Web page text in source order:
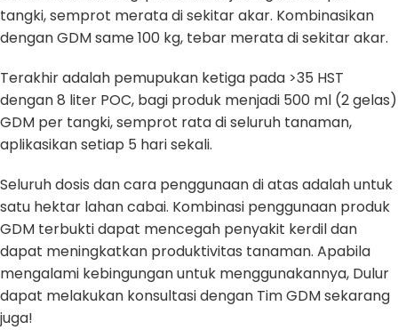
tangki, semprot merata di sekitar akar. Kombinasikan
dengan GDM same 100 kg, tebar merata di sekitar akar.
Terakhir adalah pemupukan ketiga pada >35 HST
dengan 8 liter POC, bagi produk menjadi 500 ml (2 gelas)
GDM per tangki, semprot rata di seluruh tanaman,
aplikasikan setiap 5 hari sekali.
Seluruh dosis dan cara penggunaan di atas adalah untuk
satu hektar lahan cabai. Kombinasi penggunaan produk
GDM terbukti dapat mencegah penyakit kerdil dan
dapat meningkatkan produktivitas tanaman. Apabila
mengalami kebingungan untuk menggunakannya, Dulur
dapat melakukan konsultasi dengan Tim GDM sekarang
juga!